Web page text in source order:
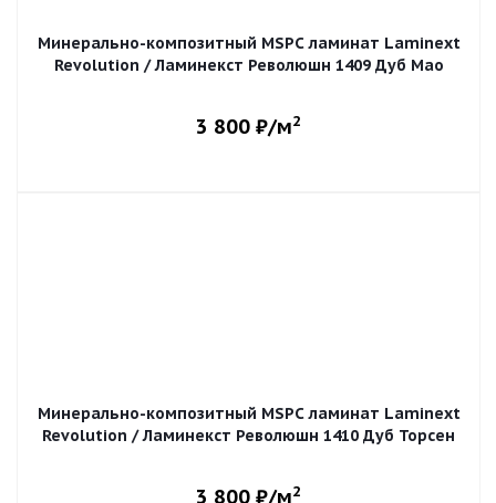
Минерально-композитный MSPC ламинат Laminext
Revolution / Ламинекст Революшн 1409 Дуб Мао
3 800 ₽/м2
Минерально-композитный MSPC ламинат Laminext
Revolution / Ламинекст Революшн 1410 Дуб Торсен
3 800 ₽/м2